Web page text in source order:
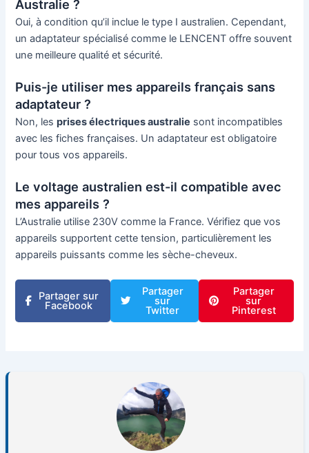
Australie ?
Oui, à condition qu’il inclue le type I australien. Cependant,
un adaptateur spécialisé comme le LENCENT offre souvent
une meilleure qualité et sécurité.
Puis-je utiliser mes appareils français sans
adaptateur ?
Non, lesprises électriques australie sont incompatibles
avec les fiches françaises. Un adaptateur est obligatoire
pour tous vos appareils.
Le voltage australien est-il compatible avec
mes appareils ?
L’Australie utilise 230V comme la France. Vérifiez que vos
appareils supportent cette tension, particulièrement les
appareils puissants comme les sèche-cheveux.
Partager sur
Facebook
Partager
sur
Twitter
Partager
sur
Pinterest